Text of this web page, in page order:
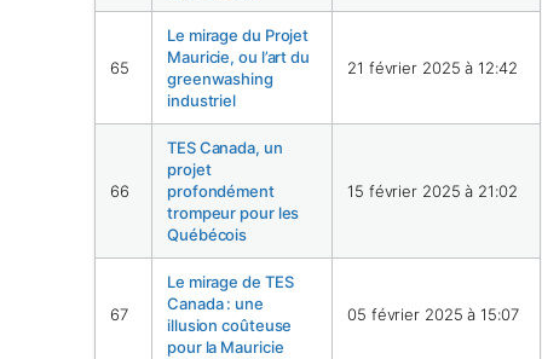
65
Le mirage du Projet
Mauricie, ou l’art du
greenwashing
industriel
21 février 2025 à 12:42
66
TES Canada, un
projet
profondément
trompeur pour les
Québécois
15 février 2025 à 21:02
67
Le mirage de TES
Canada : une
illusion coûteuse
pour la Mauricie
05 février 2025 à 15:07